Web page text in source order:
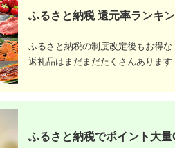
炭火焼き 白焼 備長炭
冷凍 お取り寄せ 人気
市
包装 静岡県
ふるさと納税 還元率ランキ
ふるさと納税の制度改定後もお得な
返礼品はまだまだたくさんあります
ふるさと納税でポイント大量